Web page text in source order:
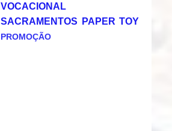
VOCACIONAL
SACRAMENTOS PAPER TOY
PROMOÇÃO